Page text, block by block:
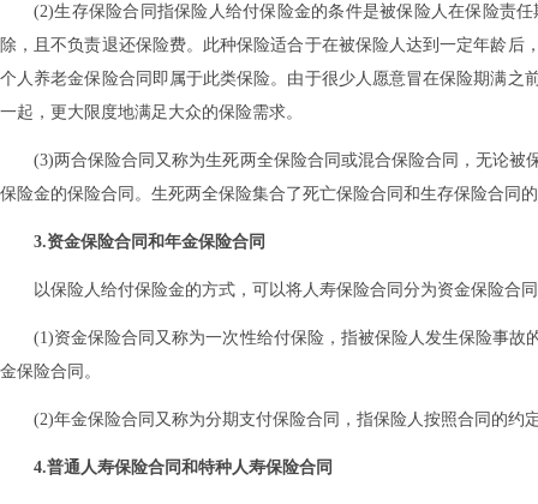
(2)生存保险合同指保险人给付保险金的条件是被保险人在保险责
除，且不负责退还保险费。此种保险适合于在被保险人达到一定年龄
个人养老金保险合同即属于此类保险。由于很少人愿意冒在保险期满
一起，更大限度地满足大众的保险需求。
(3)两合保险合同又称为生死两全保险合同或混合保险合同，无论
保险金的保险合同。生死两全保险集合了死亡保险合同和生存保险合同
3.资金保险合同和年金保险合同
以保险人给付保险金的方式，可以将人寿保险合同分为资金保险合
(1)资金保险合同又称为一次性给付保险，指被保险人发生保险事
金保险合同。
(2)年金保险合同又称为分期支付保险合同，指保险人按照合同的
4.普通人寿保险合同和特种人寿保险合同